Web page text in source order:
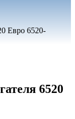
Евро 6520-
6520